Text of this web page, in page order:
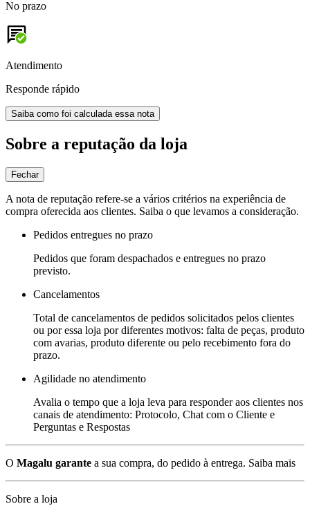
No prazo
Atendimento
Responde rápido
Saiba como foi calculada essa nota
Sobre a reputação da loja
Fechar
A nota de reputação refere-se a vários critérios na experiência de
compra oferecida aos clientes. Saiba o que levamos a consideração.
Pedidos entregues no prazo
Pedidos que foram despachados e entregues no prazo
previsto.
Cancelamentos
Total de cancelamentos de pedidos solicitados pelos clientes
ou por essa loja por diferentes motivos: falta de peças, produto
com avarias, produto diferente ou pelo recebimento fora do
prazo.
Agilidade no atendimento
Avalia o tempo que a loja leva para responder aos clientes nos
canais de atendimento: Protocolo, Chat com o Cliente e
Perguntas e Respostas
O Magalu garante a sua compra, do pedido à entrega. Saiba mais
Sobre a loja